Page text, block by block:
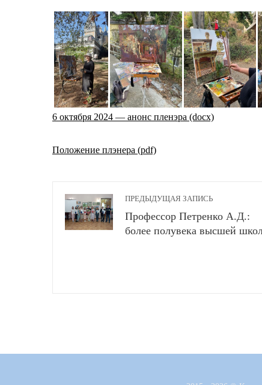
6 октября 2024 — анонс пленэра (docx)
Положение плэнера (pdf)
ПРЕДЫДУЩАЯ ЗАПИСЬ
Профессор Петренко А.Д.:
более полувека высшей